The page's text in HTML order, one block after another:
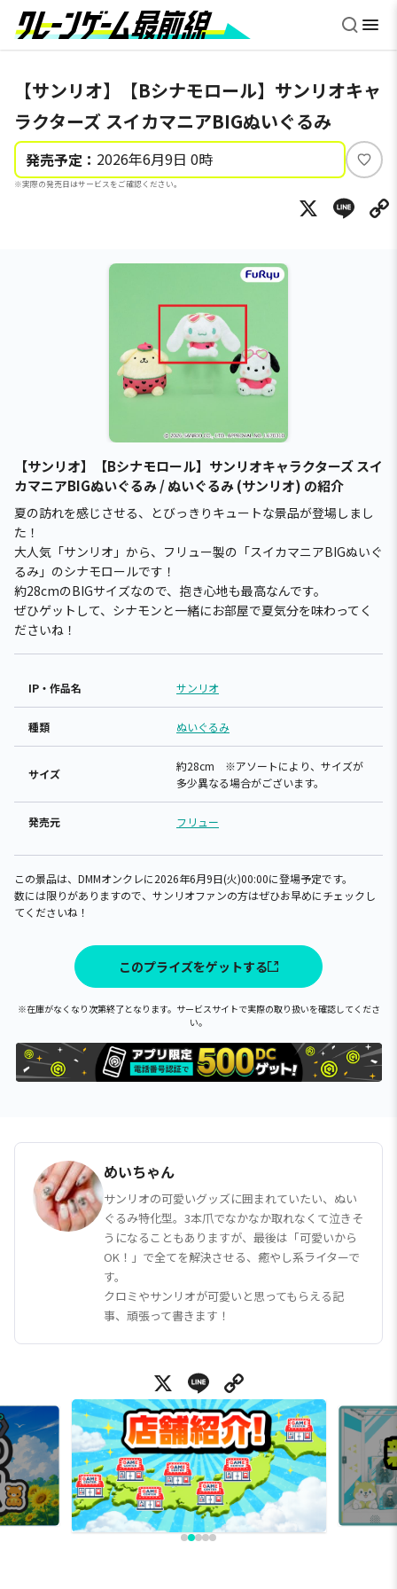
【サンリオ】【Bシナモロール】サンリオキャ
ラクターズ スイカマニアBIGぬいぐるみ
発売予定： 2026年6月9日 0時
※実際の発売日はサービスをご確認ください。
い
ね
X
【サンリオ】【Bシナモロール】サンリオキャラクターズ スイ
カマニアBIGぬいぐるみ / ぬいぐるみ (サンリオ) の紹介
夏の訪れを感じさせる、とびっきりキュートな景品が登場しまし
た！
大人気「サンリオ」から、フリュー製の「スイカマニアBIGぬいぐ
るみ」のシナモロールです！
約28cmのBIGサイズなので、抱き心地も最高なんです。
ぜひゲットして、シナモンと一緒にお部屋で夏気分を味わってく
ださいね！
IP・作品名 サンリオ
種類 ぬいぐるみ
サイズ
約28cm ※アソートにより、サイズが
多少異なる場合がございます。
発売元 フリュー
この景品は、DMMオンクレに2026年6月9日(火)00:00に登場予定です。
数には限りがありますので、サンリオファンの方はぜひお早めにチェックし
てくださいね！
このプライズをゲットする
※在庫がなくなり次第終了となります。サービスサイトで実際の取り扱いを確認してくださ
い。
めいちゃん
サンリオの可愛いグッズに囲まれていたい、ぬい
ぐるみ特化型。3本爪でなかなか取れなくて泣きそ
うになることもありますが、最後は「可愛いから
OK！」で全てを解決させる、癒やし系ライターで
す。
クロミやサンリオが可愛いと思ってもらえる記
事、頑張って書きます！
X Line